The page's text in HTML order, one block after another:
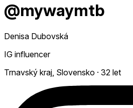
@mywaymtb
Denisa Dubovská
IG influencer
Trnavský kraj, Slovensko · 32 let